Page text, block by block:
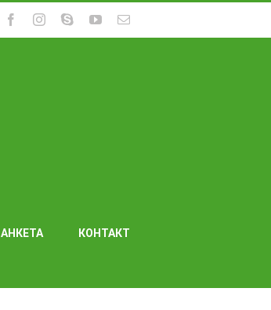
FacebookInstagram
SkypeYouTubeEmail
АНКЕТА КОНТАКТ